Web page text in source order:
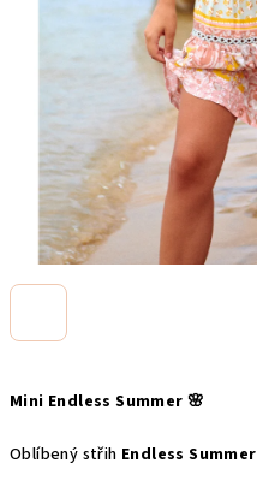
Mini Endless Summer 🌸
Oblíbený střih Endless Summer